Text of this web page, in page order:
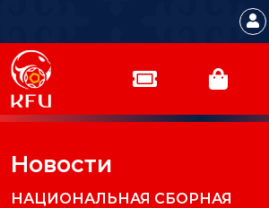
Новости
НАЦИОНАЛЬНАЯ СБОРНАЯ